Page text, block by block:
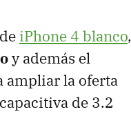
iPhone 4 blanco,
y además el
ampliar la oferta
de 3.2